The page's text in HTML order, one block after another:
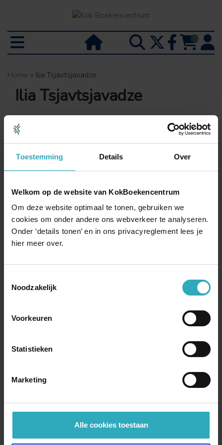
Toestemming Details Over
Welkom op de website van KokBoekencentrum
Om deze website optimaal te tonen, gebruiken we
cookies om onder andere ons webverkeer te analyseren.
Onder ‘details tonen’ en in ons privacyreglement lees je
hier meer over.
Noodzakelijk
Voorkeuren
Statistieken
Marketing
Alle cookies toestaan
0
Home » Ilia Tsjavtsjavadze
Ilia Tsjavtsjavadze
E-books
Luisterboeken
Diversen
deze bindingswijze.
Terug naar boven